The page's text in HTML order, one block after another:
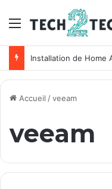
Menu
Installation de Home
Accueil /veeam
veeam